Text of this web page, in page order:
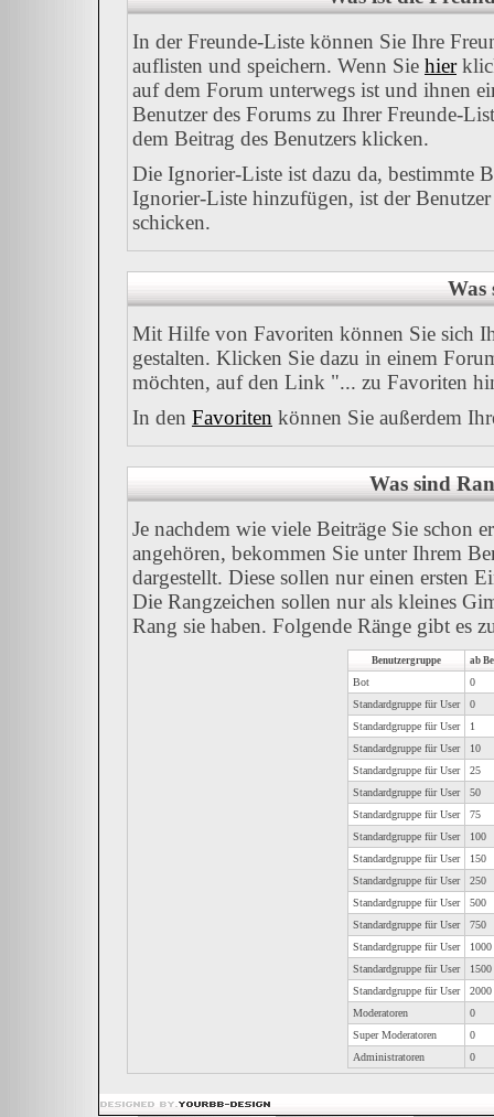
In der Freunde-Liste können Sie Ihre
auflisten und speichern. Wenn Sie hier
auf dem Forum unterwegs ist und ihnen
Benutzer des Forums zu Ihrer Freunde-
dem Beitrag des Benutzers klicken.
Die Ignorier-Liste ist dazu da, bestimmte
Ignorier-Liste hinzufügen, ist der
schicken.
Was
Mit Hilfe von Favoriten können Sie sich
gestalten. Klicken Sie dazu in einem
möchten, auf den Link "... zu Favoriten
In den Favoriten können Sie außerdem
Was sind
Je nachdem wie viele Beiträge Sie schon
angehören, bekommen Sie unter Ihrem
dargestellt. Diese sollen nur einen ersten
Die Rangzeichen sollen nur als kleines
Rang sie haben. Folgende Ränge gibt es
Benutzergruppe ab
Bot
0
Standardgruppe für User
0
Standardgruppe für User
1
Standardgruppe für User
10
Standardgruppe für User
25
Standardgruppe für User
50
Standardgruppe für User
75
Standardgruppe für User
100
Standardgruppe für User
150
Standardgruppe für User
250
Standardgruppe für User
500
Standardgruppe für User
750
Standardgruppe für User
1000
Standardgruppe für User
1500
Standardgruppe für User
2000
Moderatoren
0
Super Moderatoren
0
Administratoren
0